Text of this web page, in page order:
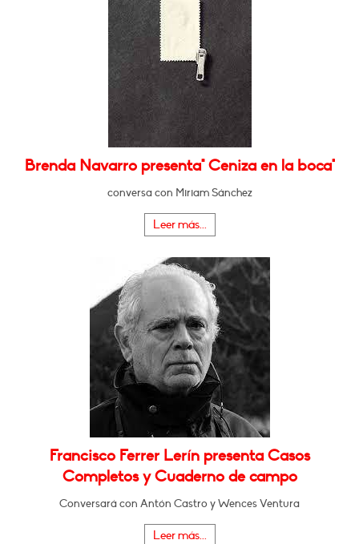
Brenda Navarro presenta" Ceniza en la boca"
conversa con Miriam Sánchez
Leer más...
Francisco Ferrer Lerín presenta Casos
Completos y Cuaderno de campo
Conversará con Antón Castro y Wences Ventura
Leer más...